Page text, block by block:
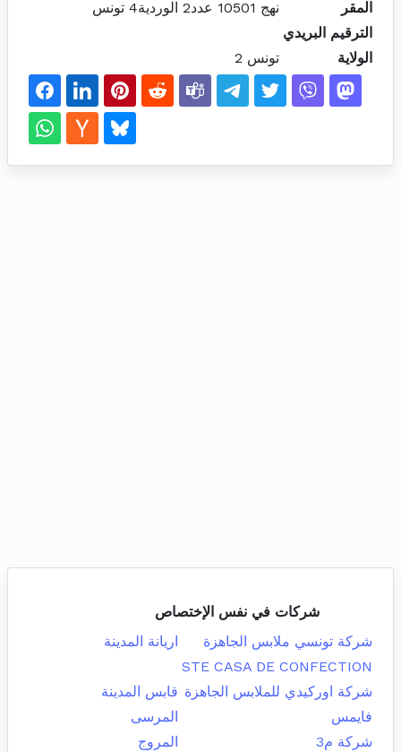
المقر
نهج 10501 عدد2 الوردية4 تونس
الترقيم البريدي
الولاية
تونس 2
شركات في نفس الإختصاص
شركة تونسي ملابس الجاهزة
اريانة المدينة
STE CASA DE CONFECTION
شركة اوركيدي للملابس الجاهزة قابس المدينة
فايمس
المرسى
شركة م3
المروج